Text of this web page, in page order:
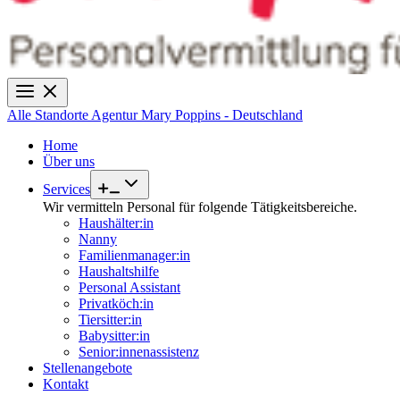
Alle Standorte Agentur Mary Poppins - Deutschland
Home
Über uns
Services
Wir vermitteln Personal für folgende Tätigkeitsbereiche.
Haushälter:in
Nanny
Familienmanager:in
Haushaltshilfe
Personal Assistant
Privatköch:in
Tiersitter:in
Babysitter:in
Senior:innenassistenz
Stellenangebote
Kontakt